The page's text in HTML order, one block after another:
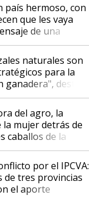
país hermoso, con
que les vaya
de una
sobre las
que se abren
en Argentina, con
naturales son
para la
destaca
que ya reúne a 46
en Argentina
del agro, la
mujer detrás de
caballos de la
los mitos que
sufrir a estos
me
yo seguí
por el IPCVA:
tres provincias
el aporte